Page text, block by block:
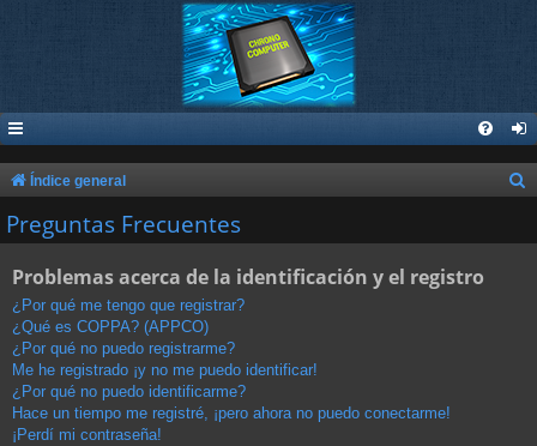
Índice general
s
Preguntas Frecuentes
Problemas acerca de la identificación y el registro
¿Por qué me tengo que registrar?
¿Qué es COPPA? (APPCO)
¿Por qué no puedo registrarme?
Me he registrado ¡y no me puedo identificar!
¿Por qué no puedo identificarme?
Hace un tiempo me registré, ¡pero ahora no puedo conectarme!
¡Perdí mi contraseña!